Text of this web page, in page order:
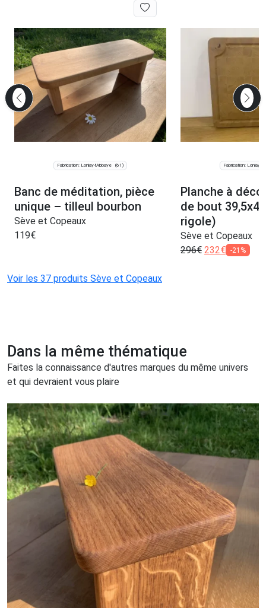
Fabrication: Lonlay-l'Abbaye (61)
Banc de méditation, pièce
unique – tilleul bourbon
Sève et Copeaux
119€
Fabrication: Lonlay-
Planche à
de bout
rigole)
Sève et Copeaux
296€ 232€ -21%
Voir les 37 produits Sève et Copeaux
Dans la même thématique
Faites la connaissance d'autres marques du même univers
et qui devraient vous plaire